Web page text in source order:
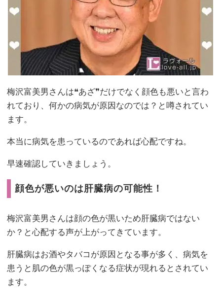
梅沢富美男さんは❝あざ❞だけでなく顔色も悪いと言わ
れており、何かの病気が原因なのでは？と噂されてい
ます。
本当に病気を患っているのであれば心配ですね。
早速確認していきましょう。
顔色が悪いのは肝臓病の可能性！
梅沢富美男さんは顔の色が黒いため肝臓病ではない
か？と心配する声が上がってきています。
肝臓病はお酒やタバコが原因となる事が多く、病気を
患うと肌の色が黒っぽくなる症状が現れるとされてい
ます。